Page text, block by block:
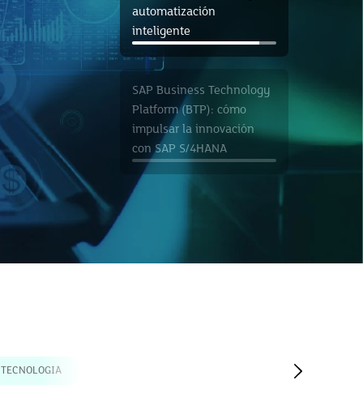
automatización
inteligente
SAP Business Technology
Platform (BTP): cómo
impulsar la innovación
con SAP S/4HANA
TECNOLOGIA SERVICIO AL